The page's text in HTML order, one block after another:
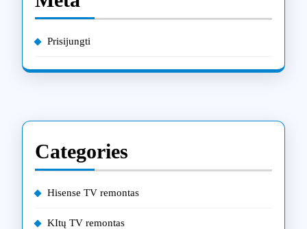
Prisijungti
Categories
Hisense TV remontas
KItų TV remontas